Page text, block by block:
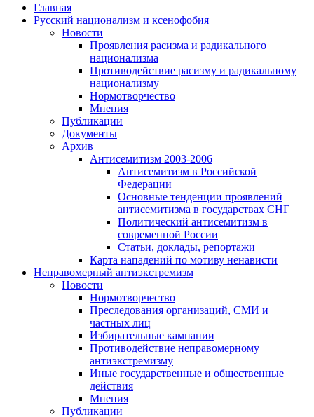
Главная
Русский национализм и ксенофобия
Новости
Проявления расизма и радикального
национализма
Противодействие расизму и радикальному
национализму
Нормотворчество
Мнения
Публикации
Документы
Архив
Антисемитизм 2003-2006
Антисемитизм в Российской
Федерации
Основные тенденции проявлений
антисемитизма в государствах СНГ
Политический антисемитизм в
современной России
Статьи, доклады, репортажи
Карта нападений по мотиву ненависти
Неправомерный антиэкстремизм
Новости
Нормотворчество
Преследования организаций, СМИ и
частных лиц
Избирательные кампании
Противодействие неправомерному
антиэкстремизму
Иные государственные и общественные
действия
Мнения
Публикации